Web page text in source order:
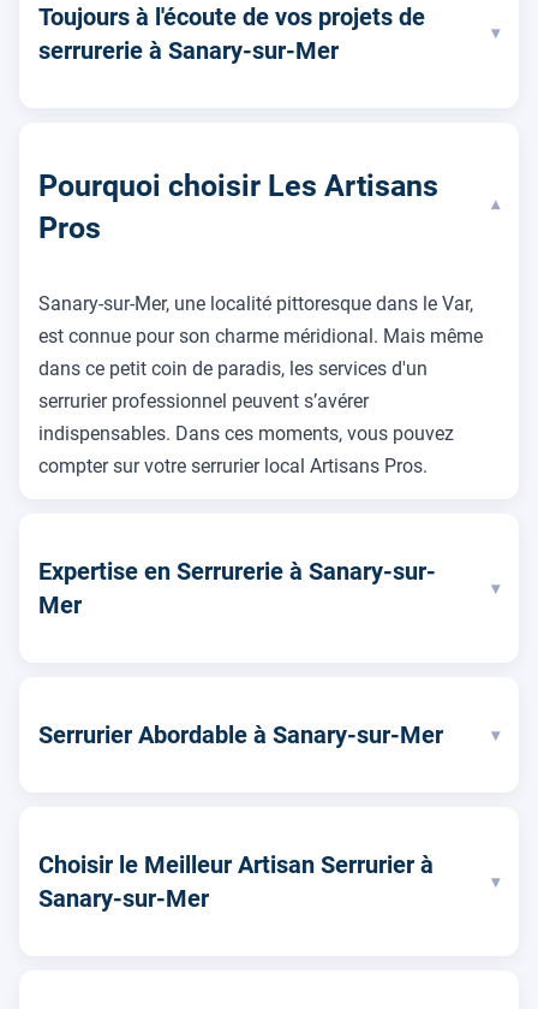
Toujours à l'écoute de vos projets de
serrurerie à Sanary-sur-Mer
▾
Pourquoi choisir Les Artisans
Pros
▾
Sanary-sur-Mer, une localité pittoresque dans le Var,
est connue pour son charme méridional. Mais même
dans ce petit coin de paradis, les services d'un
serrurier professionnel peuvent s’avérer
indispensables. Dans ces moments, vous pouvez
compter sur votre serrurier local Artisans Pros.
Expertise en Serrurerie à Sanary-sur-
Mer
▾
Serrurier Abordable à Sanary-sur-Mer ▾
Choisir le Meilleur Artisan Serrurier à
Sanary-sur-Mer
▾